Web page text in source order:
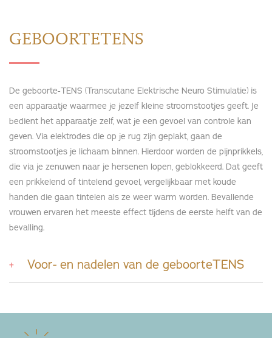
GEBOORTETENS
De geboorte-TENS (Transcutane Elektrische Neuro Stimulatie) is
een apparaatje waarmee je jezelf kleine stroomstootjes geeft. Je
bedient het apparaatje zelf, wat je een gevoel van controle kan
geven. Via elektrodes die op je rug zijn geplakt, gaan de
stroomstootjes je lichaam binnen. Hierdoor worden de pijnprikkels,
die via je zenuwen naar je hersenen lopen, geblokkeerd. Dat geeft
een prikkelend of tintelend gevoel, vergelijkbaar met koude
handen die gaan tintelen als ze weer warm worden. Bevallende
vrouwen ervaren het meeste effect tijdens de eerste helft van de
bevalling.
Voor- en nadelen van de geboorteTENS